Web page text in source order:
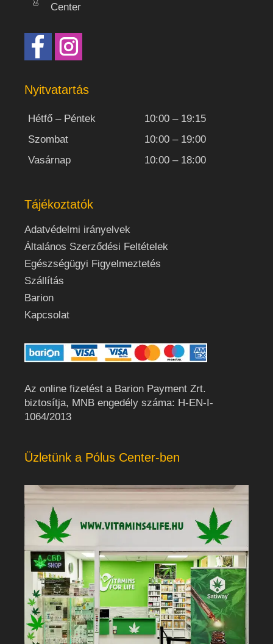
Center
Nyitvatartás
Hétfő – Péntek
10:00 – 19:15
Szombat
10:00 – 19:00
Vasárnap
10:00 – 18:00
Tájékoztatók
Adatvédelmi irányelvek
Általános Szerződési Feltételek
Egészségügyi Figyelmeztetés
Szállítás
Barion
Kapcsolat
Az online fizetést a Barion Payment Zrt.
biztosítja, MNB engedély száma: H-EN-I-
1064/2013
Üzletünk a Pólus Center-ben